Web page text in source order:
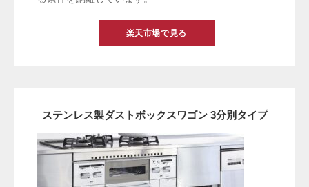
楽天市場で見る
ステンレス製ダストボックスワゴン 3分別タイプ